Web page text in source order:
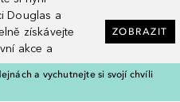
Douglas a
získávejte
akce a
ZOBRAZIT
a vychutnejte si svojí chvíli